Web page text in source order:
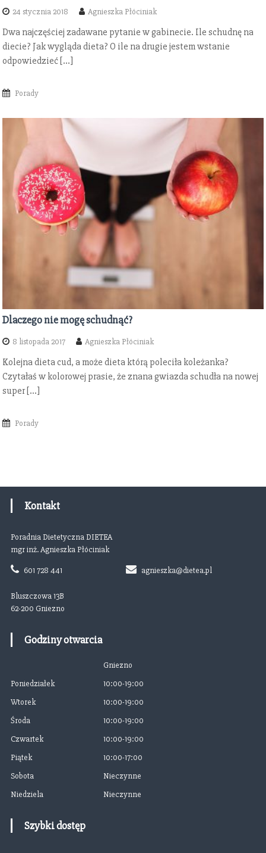
24 stycznia 2018 Agnieszka Płóciniak
Dwa najczęściej zadawane pytanie w gabinecie. Ile schudnę na
diecie? Jak wygląda dieta? O ile na drugie jestem wstanie
odpowiedzieć […]
Porady
Dlaczego nie mogę schudnąć?
8 listopada 2017 Agnieszka Płóciniak
Kolejna dieta cud, a może dieta którą poleciła koleżanka?
Czytałaś w kolorowej prasie, że znana gwiazda schudła na nowej
super […]
Porady
Kontakt
Poradnia Dietetyczna DIETEA
mgr inż. Agnieszka Płóciniak
601 728 441 agnieszka@dietea.pl
Bluszczowa 13B
62-200 Gniezno
Godziny otwarcia
Gniezno
Poniedziałek
10:00-19:00
Wtorek
10:00-19:00
Środa
10:00-19:00
Czwartek
10:00-19:00
Piątek
10:00-17:00
Sobota
Nieczynne
Niedziela
Nieczynne
Szybki dostęp